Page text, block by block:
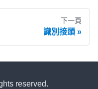
下一頁
識別接頭
reserved.